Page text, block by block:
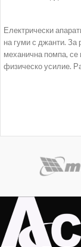
Електрически
на гуми с джанти. За
механична помпа, се
физическо усилие.